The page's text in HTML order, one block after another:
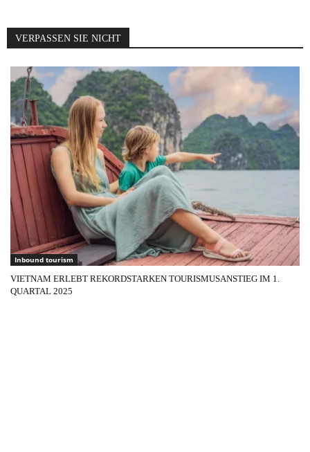
VERPASSEN SIE NICHT
Inbound tourism
VIETNAM ERLEBT REKORDSTARKEN TOURISMUSANSTIEG IM 1.
QUARTAL 2025